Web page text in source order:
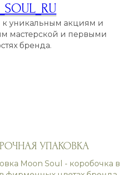
к уникальным акциям и
мастерской и первыми
бренда.
УПАКОВКА
Moon Soul - коробочка в